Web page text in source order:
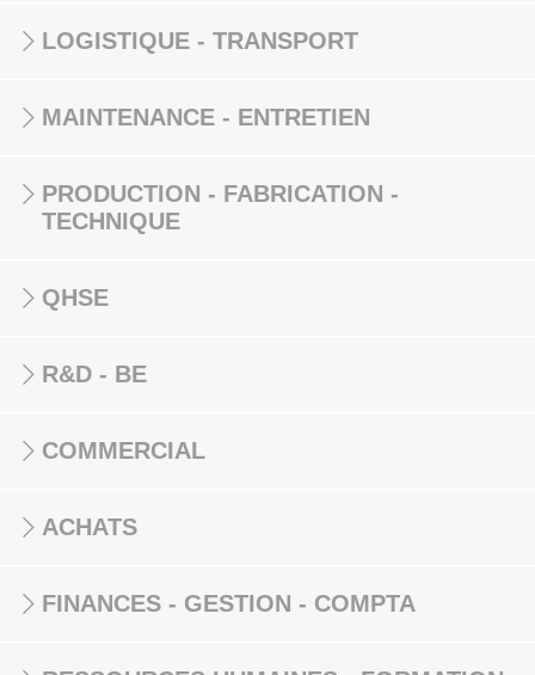
LOGISTIQUE - TRANSPORT
MAINTENANCE - ENTRETIEN
PRODUCTION - FABRICATION -
TECHNIQUE
QHSE
R&D - BE
COMMERCIAL
ACHATS
FINANCES - GESTION - COMPTA